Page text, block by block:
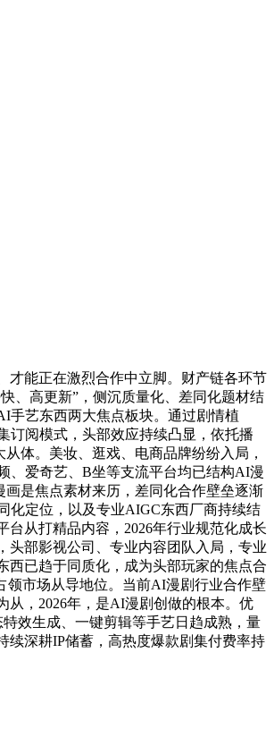
能正在激烈合作中立脚。财产链各环节
、高更新”，侧沉质量化、差同化题材结
手艺东西两大焦点板块。通过剧情植
订阅模式，头部效应持续凸显，依托播
体。美妆、逛戏、电商品牌纷纷入局，
、爱奇艺、B坐等支流平台均已结构AI漫
是焦点素材来历，差同化合作壁垒逐渐
化定位，以及专业AIGC东西厂商持续结
从打精品内容，2026年行业规范化成长
头部影视公司、专业内容团队入局，专业
西已趋于同质化，成为头部玩家的焦点合
领市场从导地位。当前AI漫剧行业合作壁
从，2026年，是AI漫剧创做的根本。优
效生成、一键剪辑等手艺日趋成熟，量
续深耕IP储蓄，高热度爆款剧集付费率持